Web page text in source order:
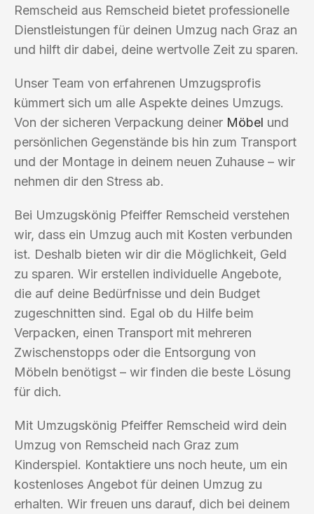
Remscheid aus Remscheid bietet professionelle
Dienstleistungen für deinen Umzug nach Graz an
und hilft dir dabei, deine wertvolle Zeit zu sparen.
Unser Team von erfahrenen Umzugsprofis
kümmert sich um alle Aspekte deines Umzugs.
Von der sicheren Verpackung deiner Möbel und
persönlichen Gegenstände bis hin zum Transport
und der Montage in deinem neuen Zuhause – wir
nehmen dir den Stress ab.
Bei Umzugskönig Pfeiffer Remscheid verstehen
wir, dass ein Umzug auch mit Kosten verbunden
ist. Deshalb bieten wir dir die Möglichkeit, Geld
zu sparen. Wir erstellen individuelle Angebote,
die auf deine Bedürfnisse und dein Budget
zugeschnitten sind. Egal ob du Hilfe beim
Verpacken, einen Transport mit mehreren
Zwischenstopps oder die Entsorgung von
Möbeln benötigst – wir finden die beste Lösung
für dich.
Mit Umzugskönig Pfeiffer Remscheid wird dein
Umzug von Remscheid nach Graz zum
Kinderspiel. Kontaktiere uns noch heute, um ein
kostenloses Angebot für deinen Umzug zu
erhalten. Wir freuen uns darauf, dich bei deinem